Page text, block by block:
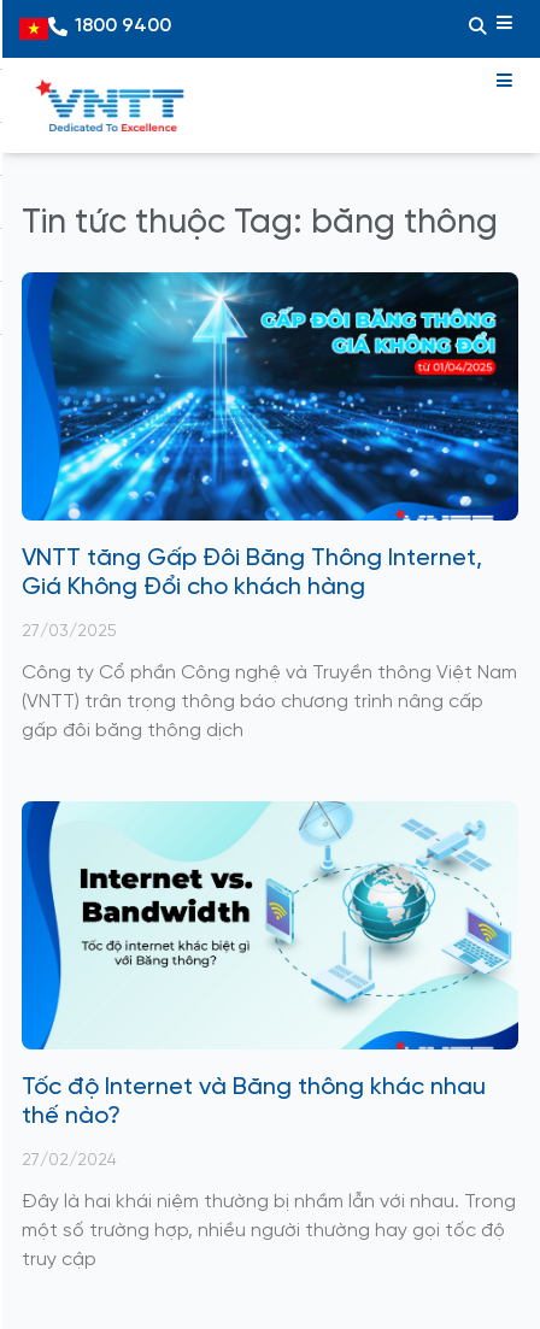
content
Vietnamese
1800 9400
Tin tức thuộc Tag: băng thông
VNTT tăng Gấp Đôi Băng Thông Internet,
Giá Không Đổi cho khách hàng
27/03/2025
Công ty Cổ phần Công nghệ và Truyền thông Việt Nam
(VNTT) trân trọng thông báo chương trình nâng cấp
gấp đôi băng thông dịch
Tốc độ Internet và Băng thông khác nhau
thế nào?
27/02/2024
Đây là hai khái niệm thường bị nhầm lẫn với nhau. Trong
một số trường hợp, nhiều người thường hay gọi tốc độ
truy cập